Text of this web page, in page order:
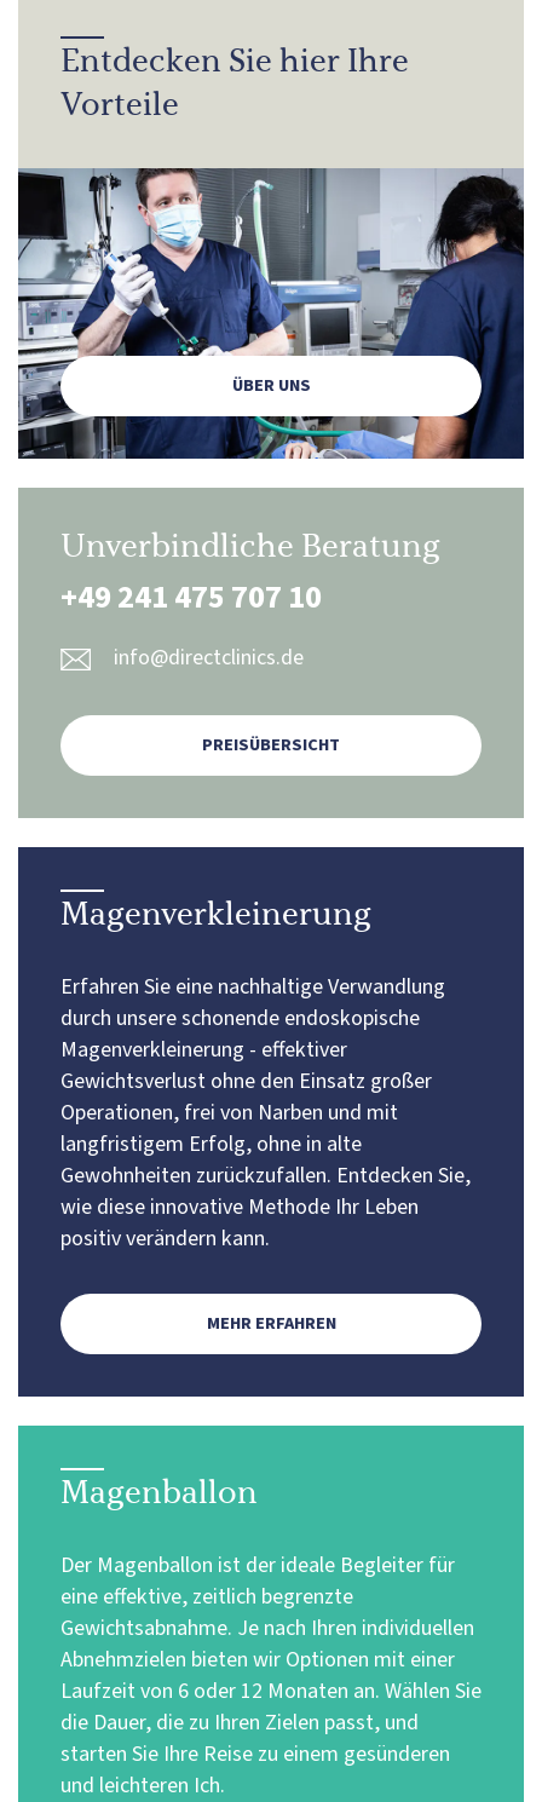
Entdecken Sie hier Ihre
Vorteile
ÜBER UNS
Unverbindliche Beratung
+49 241 475 707 10
info@directclinics.de
PREISÜBERSICHT
Magenverkleinerung
Erfahren Sie eine nachhaltige Verwandlung
durch unsere schonende endoskopische
Magenverkleinerung - effektiver
Gewichtsverlust ohne den Einsatz großer
Operationen, frei von Narben und mit
langfristigem Erfolg, ohne in alte
Gewohnheiten zurückzufallen. Entdecken Sie,
wie diese innovative Methode Ihr Leben
positiv verändern kann.
MEHR ERFAHREN
Magenballon
Der Magenballon ist der ideale Begleiter für
eine effektive, zeitlich begrenzte
Gewichtsabnahme. Je nach Ihren individuellen
Abnehmzielen bieten wir Optionen mit einer
Laufzeit von 6 oder 12 Monaten an. Wählen Sie
die Dauer, die zu Ihren Zielen passt, und
starten Sie Ihre Reise zu einem gesünderen
und leichteren Ich.